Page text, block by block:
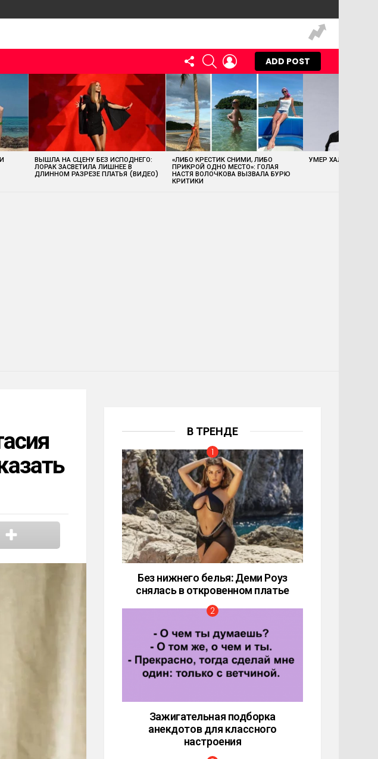
FOLLOW
US
SEARCHLOGIN
ADD POST
ВЫШЛА НА СЦЕНУ БЕЗ ИСПОДНЕГО:
ЛОРАК ЗАСВЕТИЛА ЛИШНЕЕ В
ДЛИННОМ РАЗРЕЗЕ ПЛАТЬЯ (ВИДЕО)
«ЛИБО КРЕСТИК СНИМИ, ЛИБО
ПРИКРОЙ ОДНО МЕСТО»: ГОЛАЯ
НАСТЯ ВОЛОЧКОВА ВЫЗВАЛА БУРЮ
КРИТИКИ
УМЕР ХАЛК ХОГАН
В ТРЕНДЕ
Без нижнего белья: Деми Роуз
снялась в откровенном платье
Зажигательная подборка
анекдотов для классного
настроения